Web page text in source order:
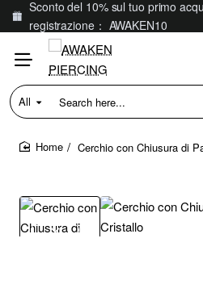
Sconto del 10% sul tuo primo
registrazione： AWAKEN10
All
Search
here...
Cerchio con Chiusura di